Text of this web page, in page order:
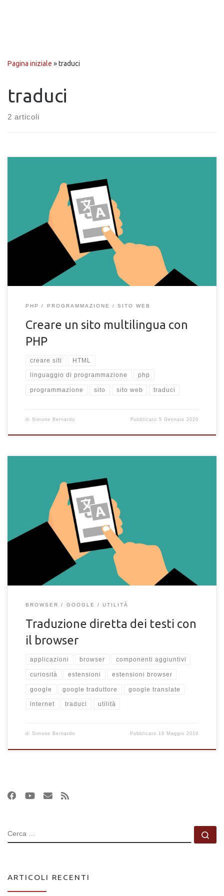
Pagina iniziale »traduci
traduci
2 articoli
Come creare o convertire il tuo sito ad uno multilingua. Crea una
pagina multi linguaggio con un selettore di lingua PHP
facilmente.
PHP PROGRAMMAZIONE SITO WEB
Creare un sito multilingua con
PHP
creare siti HTML
linguaggio di programmazione php
programmazione sito sito web traduci
di Simone Bernardo Pubblicato5 Gennaio 2020
Stanco di copiare ed incollare testi in lingua straniera da un sito
per tradurli con un traduttore online? Hai bisogno di tradurre
testi e contenuti di un sito web in maniera rapida senza
cambiare scheda o finestra del browser? Se non riesci a
comprendere la lingua di un determinato sito web, ti affiderai
sicuramente a delle piattaforme come Google Translate […]
BROWSER GOOGLE UTILITÀ
Traduzione diretta dei testi con
il browser
applicazioni browser componenti aggiuntivi
curiosità estensioni estensioni browser
google google traduttore google translate
internet traduci utilità
di Simone Bernardo Pubblicato 19 Maggio 2019
CERCA
ARTICOLI RECENTI